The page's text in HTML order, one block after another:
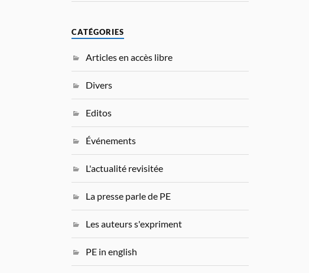
CATÉGORIES
Articles en accès libre
Divers
Editos
Événements
L'actualité revisitée
La presse parle de PE
Les auteurs s'expriment
PE in english